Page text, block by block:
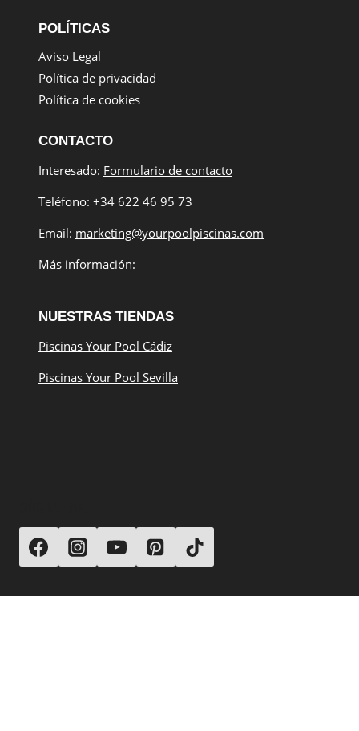
POLÍTICAS
Aviso Legal
Política de privacidad
Política de cookies
CONTACTO
Interesado: Formulario de contacto
Teléfono: +34 622 46 95 73
Email: marketing@yourpoolpiscinas.com
Más información:
NUESTRAS TIENDAS
Piscinas Your Pool Cádiz
Piscinas Your Pool Sevilla